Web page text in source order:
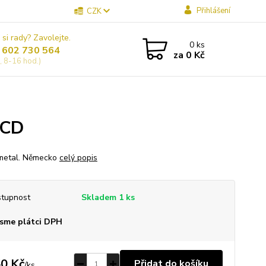
CZK Přihlášení
rady? Zavolejte.
730 564
8-16 hod.)
0ks
za 0 Kč
Německo celý popis
Skladem 1 ks
plátci DPH